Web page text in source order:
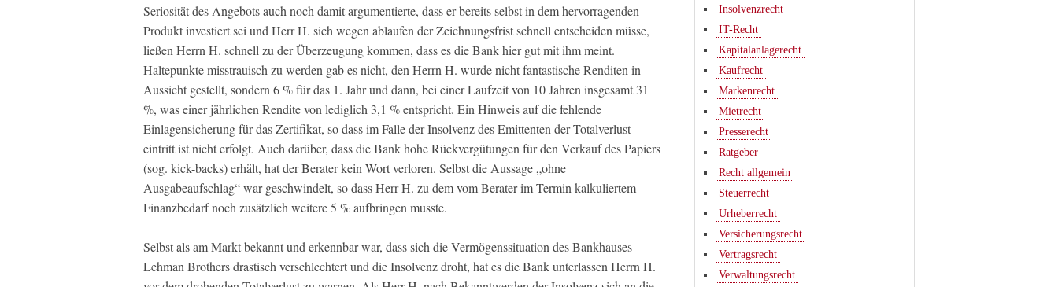
Seriosität des Angebots auch noch damit argumentierte, dass er bereits selbst in dem hervorragenden
Produkt investiert sei und Herr H. sich wegen ablaufen der Zeichnungsfrist schnell entscheiden müsse,
ließen Herrn H. schnell zu der Überzeugung kommen, dass es die Bank hier gut mit ihm meint.
Haltepunkte misstrauisch zu werden gab es nicht, den Herrn H. wurde nicht fantastische Renditen in
Aussicht gestellt, sondern 6 % für das 1. Jahr und dann, bei einer Laufzeit von 10 Jahren insgesamt 31
%, was einer jährlichen Rendite von lediglich 3,1 % entspricht. Ein Hinweis auf die fehlende
Einlagensicherung für das Zertifikat, so dass im Falle der Insolvenz des Emittenten der Totalverlust
eintritt ist nicht erfolgt. Auch darüber, dass die Bank hohe Rückvergütungen für den Verkauf des Papiers
(sog. kick-backs) erhält, hat der Berater kein Wort verloren. Selbst die Aussage „ohne
Ausgabeaufschlag“ war geschwindelt, so dass Herr H. zu dem vom Berater im Termin kalkuliertem
Finanzbedarf noch zusätzlich weitere 5 % aufbringen musste.
Selbst als am Markt bekannt und erkennbar war, dass sich die Vermögenssituation des Bankhauses
Lehman Brothers drastisch verschlechtert und die Insolvenz droht, hat es die Bank unterlassen Herrn H.
Insolvenzrecht
IT-Recht
Kapitalanlagerecht
Kaufrecht
Markenrecht
Mietrecht
Presserecht
Ratgeber
Recht allgemein
Steuerrecht
Urheberrecht
Versicherungsrecht
Vertragsrecht
Verwaltungsrecht